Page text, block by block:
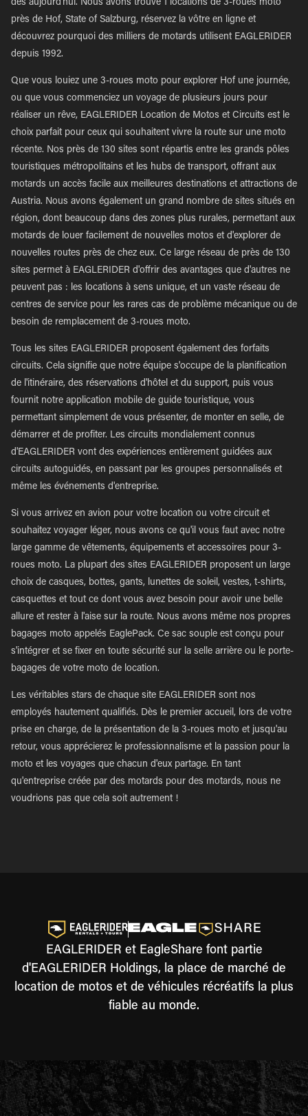
dès aujourd'hui. Nous avons trouvé 1 locations de 3-roues moto
près de Hof, State of Salzburg, réservez la vôtre en ligne et
découvrez pourquoi des milliers de motards utilisent EAGLERIDER
depuis 1992.
Que vous louiez une 3-roues moto pour explorer Hof une journée,
ou que vous commenciez un voyage de plusieurs jours pour
réaliser un rêve, EAGLERIDER Location de Motos et Circuits est le
choix parfait pour ceux qui souhaitent vivre la route sur une moto
récente. Nos près de 130 sites sont répartis entre les grands pôles
touristiques métropolitains et les hubs de transport, offrant aux
motards un accès facile aux meilleures destinations et attractions de
Austria. Nous avons également un grand nombre de sites situés en
région, dont beaucoup dans des zones plus rurales, permettant aux
motards de louer facilement de nouvelles motos et d'explorer de
nouvelles routes près de chez eux. Ce large réseau de près de 130
sites permet à EAGLERIDER d'offrir des avantages que d'autres ne
peuvent pas : les locations à sens unique, et un vaste réseau de
centres de service pour les rares cas de problème mécanique ou de
besoin de remplacement de 3-roues moto.
Tous les sites EAGLERIDER proposent également des forfaits
circuits. Cela signifie que notre équipe s'occupe de la planification
de l'itinéraire, des réservations d'hôtel et du support, puis vous
fournit notre application mobile de guide touristique, vous
permettant simplement de vous présenter, de monter en selle, de
démarrer et de profiter. Les circuits mondialement connus
d'EAGLERIDER vont des expériences entièrement guidées aux
circuits autoguidés, en passant par les groupes personnalisés et
même les événements d'entreprise.
Si vous arrivez en avion pour votre location ou votre circuit et
souhaitez voyager léger, nous avons ce qu'il vous faut avec notre
large gamme de vêtements, équipements et accessoires pour 3-
roues moto. La plupart des sites EAGLERIDER proposent un large
choix de casques, bottes, gants, lunettes de soleil, vestes, t-shirts,
casquettes et tout ce dont vous avez besoin pour avoir une belle
allure et rester à l'aise sur la route. Nous avons même nos propres
bagages moto appelés EaglePack. Ce sac souple est conçu pour
s'intégrer et se fixer en toute sécurité sur la selle arrière ou le porte-
bagages de votre moto de location.
Les véritables stars de chaque site EAGLERIDER sont nos
employés hautement qualifiés. Dès le premier accueil, lors de votre
prise en charge, de la présentation de la 3-roues moto et jusqu'au
retour, vous apprécierez le professionnalisme et la passion pour la
moto et les voyages que chacun d'eux partage. En tant
qu'entreprise créée par des motards pour des motards, nous ne
voudrions pas que cela soit autrement !
EAGLERIDER et EagleShare font partie
d'EAGLERIDER Holdings, la place de marché de
location de motos et de véhicules récréatifs la plus
fiable au monde.